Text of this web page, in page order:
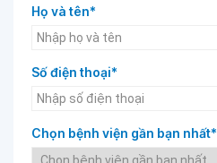
Họ và tên*
Số điện thoại*
Chọn bệnh viện gần bạn nhất*